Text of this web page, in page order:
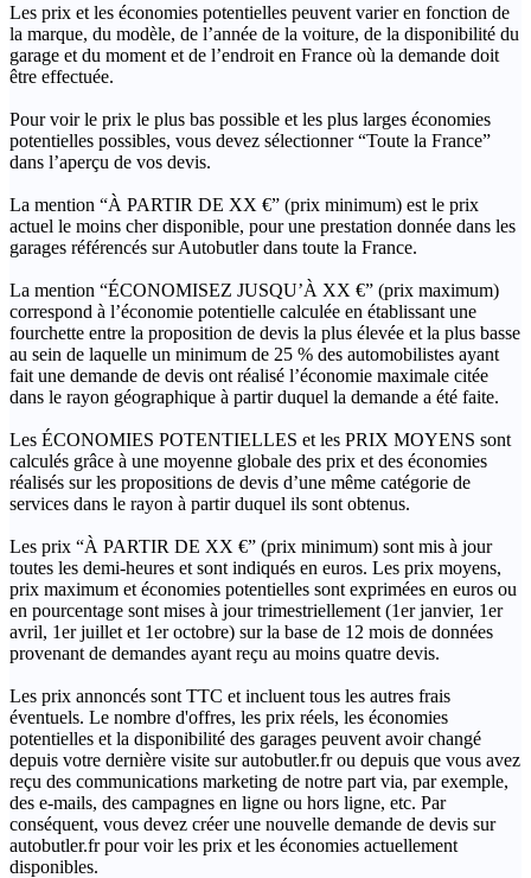
Les prix et les économies potentielles peuvent varier en fonction de
la marque, du modèle, de l’année de la voiture, de la disponibilité du
garage et du moment et de l’endroit en France où la demande doit
être effectuée.
Pour voir le prix le plus bas possible et les plus larges économies
potentielles possibles, vous devez sélectionner “Toute la France”
dans l’aperçu de vos devis.
La mention “À PARTIR DE XX €” (prix minimum) est le prix
actuel le moins cher disponible, pour une prestation donnée dans les
garages référencés sur Autobutler dans toute la France.
La mention “ÉCONOMISEZ JUSQU’À XX €” (prix maximum)
correspond à l’économie potentielle calculée en établissant une
fourchette entre la proposition de devis la plus élevée et la plus basse
au sein de laquelle un minimum de 25 % des automobilistes ayant
fait une demande de devis ont réalisé l’économie maximale citée
dans le rayon géographique à partir duquel la demande a été faite.
Les ÉCONOMIES POTENTIELLES et les PRIX MOYENS sont
calculés grâce à une moyenne globale des prix et des économies
réalisés sur les propositions de devis d’une même catégorie de
services dans le rayon à partir duquel ils sont obtenus.
Les prix “À PARTIR DE XX €” (prix minimum) sont mis à jour
toutes les demi-heures et sont indiqués en euros. Les prix moyens,
prix maximum et économies potentielles sont exprimées en euros ou
en pourcentage sont mises à jour trimestriellement (1er janvier, 1er
avril, 1er juillet et 1er octobre) sur la base de 12 mois de données
provenant de demandes ayant reçu au moins quatre devis.
Les prix annoncés sont TTC et incluent tous les autres frais
éventuels. Le nombre d'offres, les prix réels, les économies
potentielles et la disponibilité des garages peuvent avoir changé
depuis votre dernière visite sur autobutler.fr ou depuis que vous avez
reçu des communications marketing de notre part via, par exemple,
des e-mails, des campagnes en ligne ou hors ligne, etc. Par
conséquent, vous devez créer une nouvelle demande de devis sur
autobutler.fr pour voir les prix et les économies actuellement
disponibles.